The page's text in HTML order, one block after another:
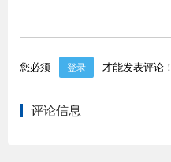
您必须 登录 才能发表评论！
评论信息